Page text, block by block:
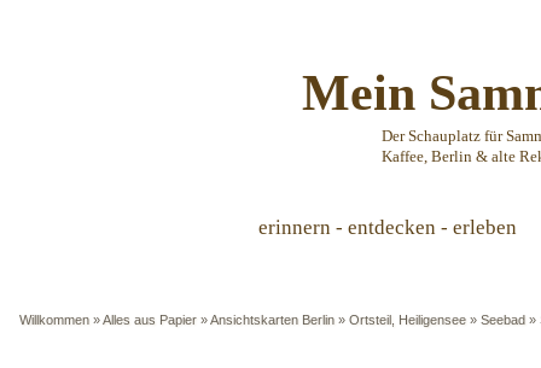
Mein
Der Schauplatz für
Kaffee, Berlin & alte
erinnern - entdecken - erleben
Willkommen »Alles aus Papier »Ansichtskarten Berlin » Ortsteil, Heiligensee » Seebad »